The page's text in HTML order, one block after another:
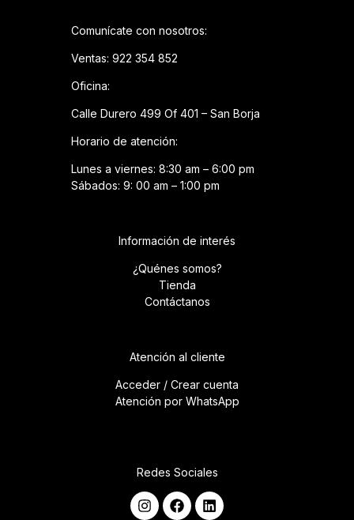
Comunícate con nosotros:
Ventas: 922 354 852
Oficina:
Calle Durero 499 Of 401 – San Borja
Horario de atención:
Lunes a viernes: 8:30 am – 6:00 pm
Sábados: 9: 00 am – 1:00 pm
Información de interés
¿Quénes somos?
Tienda
Contáctanos
Atención al cliente
Acceder / Crear cuenta
Atención por WhatsApp
Redes Sociales